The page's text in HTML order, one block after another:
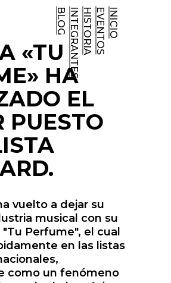
INICIO
EVENTOS
HISTORIA
INTEGRANTES
BLOG
«TU
HA
EL
PUESTO
vuelto a dejar su
musical con su
Perfume", el cual
en las listas
como un fenómeno